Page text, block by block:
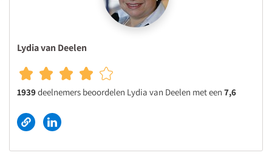
Lydia van Deelen
1939deelnemers beoordelen Lydia van Deelen met een 7,6